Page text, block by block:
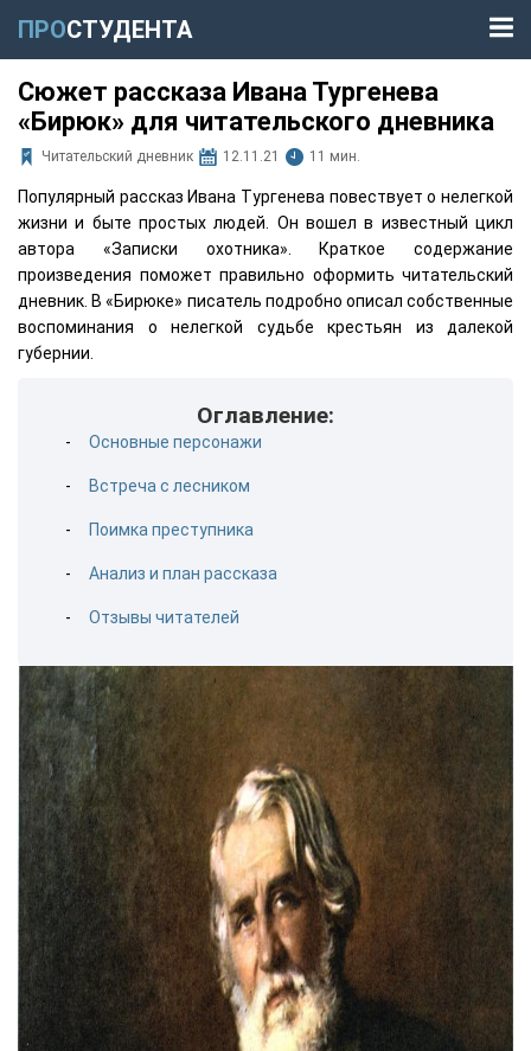
ПРОСТУДЕНТА
Сюжет рассказа Ивана Тургенева
«Бирюк» для читательского дневника
Читательский дневник 12.11.21 11 мин.
Популярный рассказ Ивана Тургенева повествует о нелегкой
жизни и быте простых людей. Он вошел в известный цикл
автора «Записки охотника». Краткое содержание
произведения поможет правильно оформить читательский
дневник. В «Бирюке» писатель подробно описал собственные
воспоминания о нелегкой судьбе крестьян из далекой
губернии.
Оглавление:
Основные персонажи
Встреча с лесником
Поимка преступника
Анализ и план рассказа
Отзывы читателей